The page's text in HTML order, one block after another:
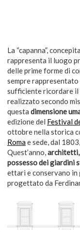
La “capanna”,
rappresenta il luogo
delle prime forme di
sempre
sufficiente ricordare il
realizzato secondo
questa dimensione
edizione del Festival
ottobre nella storica
Romae sede, dal
Quest’anno,
possesso dei giardini
ettari e conservano
progettato da